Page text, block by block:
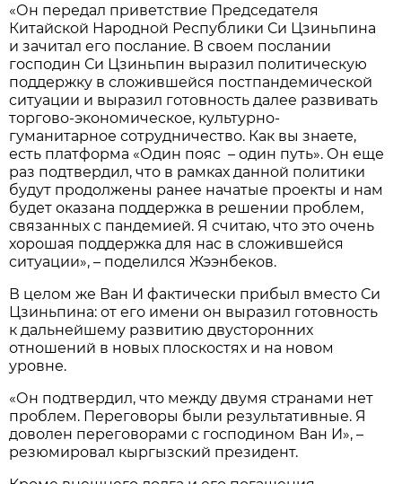
«Он передал приветствие Председателя
Китайской Народной Республики Си Цзиньпина
и зачитал его послание. В своем послании
господин Си Цзиньпин выразил политическую
поддержку в сложившейся постпандемической
ситуации и выразил готовность далее развивать
торгово-экономическое, культурно-
гуманитарное сотрудничество. Как вы знаете,
есть платформа «Один пояс – один путь». Он еще
раз подтвердил, что в рамках данной политики
будут продолжены ранее начатые проекты и нам
будет оказана поддержка в решении проблем,
связанных с пандемией. Я считаю, что это очень
хорошая поддержка для нас в сложившейся
ситуации», – поделился Жээнбеков.
В целом же Ван И фактически прибыл вместо Си
Цзиньпина: от его имени он выразил готовность
к дальнейшему развитию двусторонних
отношений в новых плоскостях и на новом
уровне.
«Он подтвердил, что между двумя странами нет
проблем. Переговоры были результативные. Я
доволен переговорами с господином Ван И», –
резюмировал кыргызский президент.